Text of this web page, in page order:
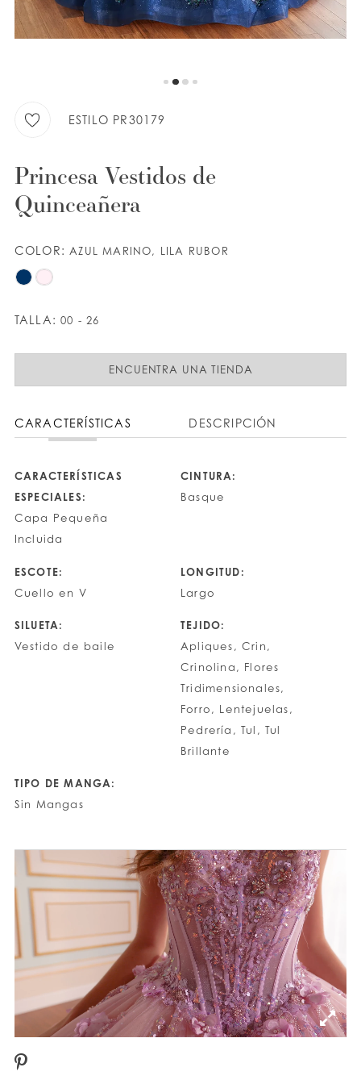
ESTILO PR30179
Princesa Vestidos de
Quinceañera
COLOR: AZUL MARINO, LILA RUBOR
TALLA: 00 - 26
ENCUENTRA UNA TIENDA
CARACTERÍSTICAS DESCRIPCIÓN
CARACTERÍSTICAS
ESPECIALES:
Capa Pequeña
Incluida
CINTURA:
Basque
ESCOTE:
Cuello en V
LONGITUD:
Largo
SILUETA:
Vestido de baile
TEJIDO:
Apliques, Crin,
Crinolina, Flores
Tridimensionales,
Forro, Lentejuelas,
Pedrería, Tul, Tul
Brillante
TIPO DE MANGA:
Sin Mangas